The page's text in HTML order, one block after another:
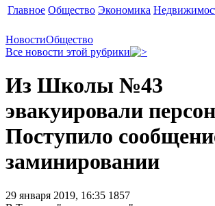
Главное Общество Экономика
НовостиОбщество
Все новости этой рубрики
Из Школы №43
эвакуировали
Поступило
заминировании
29 января 2019, 16:35 1857